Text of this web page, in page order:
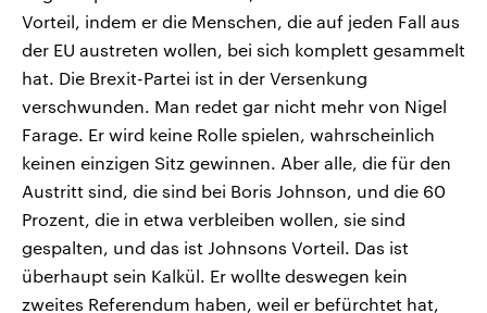
Vorteil, indem er die Menschen, die auf jeden Fall aus
der EU austreten wollen, bei sich komplett gesammelt
hat. Die Brexit-Partei ist in der Versenkung
verschwunden. Man redet gar nicht mehr von Nigel
Farage. Er wird keine Rolle spielen, wahrscheinlich
keinen einzigen Sitz gewinnen. Aber alle, die für den
Austritt sind, die sind bei Boris Johnson, und die 60
Prozent, die in etwa verbleiben wollen, sie sind
gespalten, und das ist Johnsons Vorteil. Das ist
überhaupt sein Kalkül. Er wollte deswegen kein
zweites Referendum haben, weil er befürchtet hat,